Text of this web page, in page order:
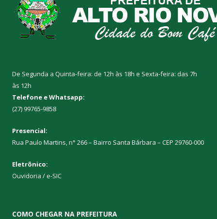
De Segunda a Quinta-feira: de 12h às 18h e Sexta-feira: das 7h
às 12h
Telefone e Whatsapp:
(27) 99765-9858
Presencial:
Rua Paulo Martins, n° 266 – Bairro Santa Bárbara – CEP 29760-000
Eletrônico:
Ouvidoria /e-SIC
COMO CHEGAR NA PREFEITURA